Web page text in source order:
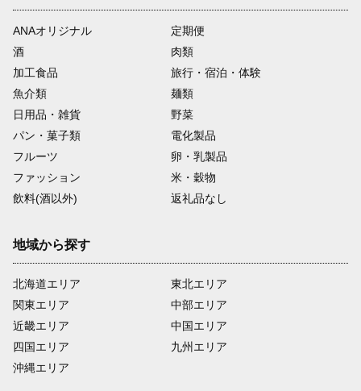
ANAオリジナル
定期便
酒
肉類
加工食品
旅行・宿泊・体験
魚介類
麺類
日用品・雑貨
野菜
パン・菓子類
電化製品
フルーツ
卵・乳製品
ファッション
米・穀物
飲料(酒以外)
返礼品なし
地域から探す
北海道エリア
関東エリア
近畿エリア
四国エリア
沖縄エリア
東北エリア
中部エリア
中国エリア
九州エリア